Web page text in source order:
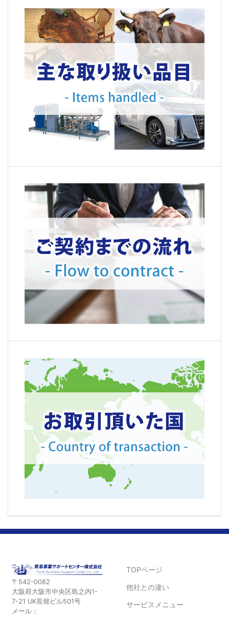
〒542-0082
大阪府大阪市中央区島之内1-
7-21 UK長堀ビル501号
メール：
TOPページ
他社との違い
サービスメニュー